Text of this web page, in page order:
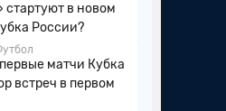
стартуют в новом
России?
матчи Кубка
встреч в первом